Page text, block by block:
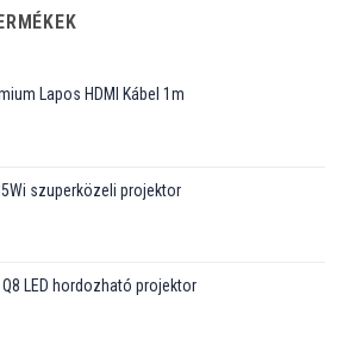
Lapos HDMI Kábel 1m
szuperközeli projektor
LED hordozható projektor